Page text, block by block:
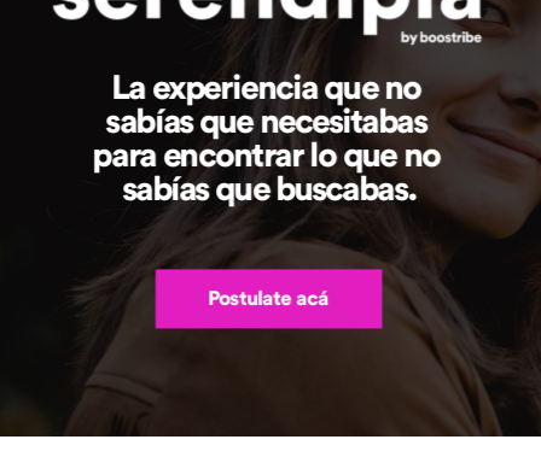
La experiencia que no
sabías que necesitabas
para encontrar lo que no
sabías que buscabas.
Postulate acá